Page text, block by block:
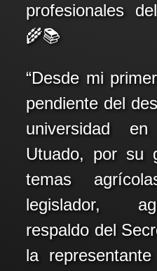
profesionales
🌾📚
“Desde mi
pendiente del
universidad
Utuado, por su
temas
legislador,
respaldo del
la